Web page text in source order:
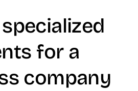
for a
company